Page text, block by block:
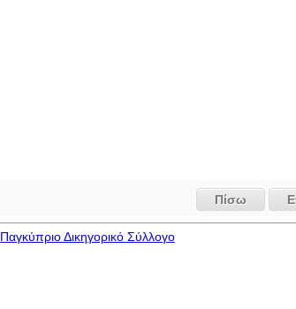
Πίσω
Παγκύπριο Δικηγορικό Σύλλογο